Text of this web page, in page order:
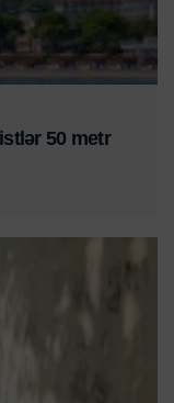
50 metr